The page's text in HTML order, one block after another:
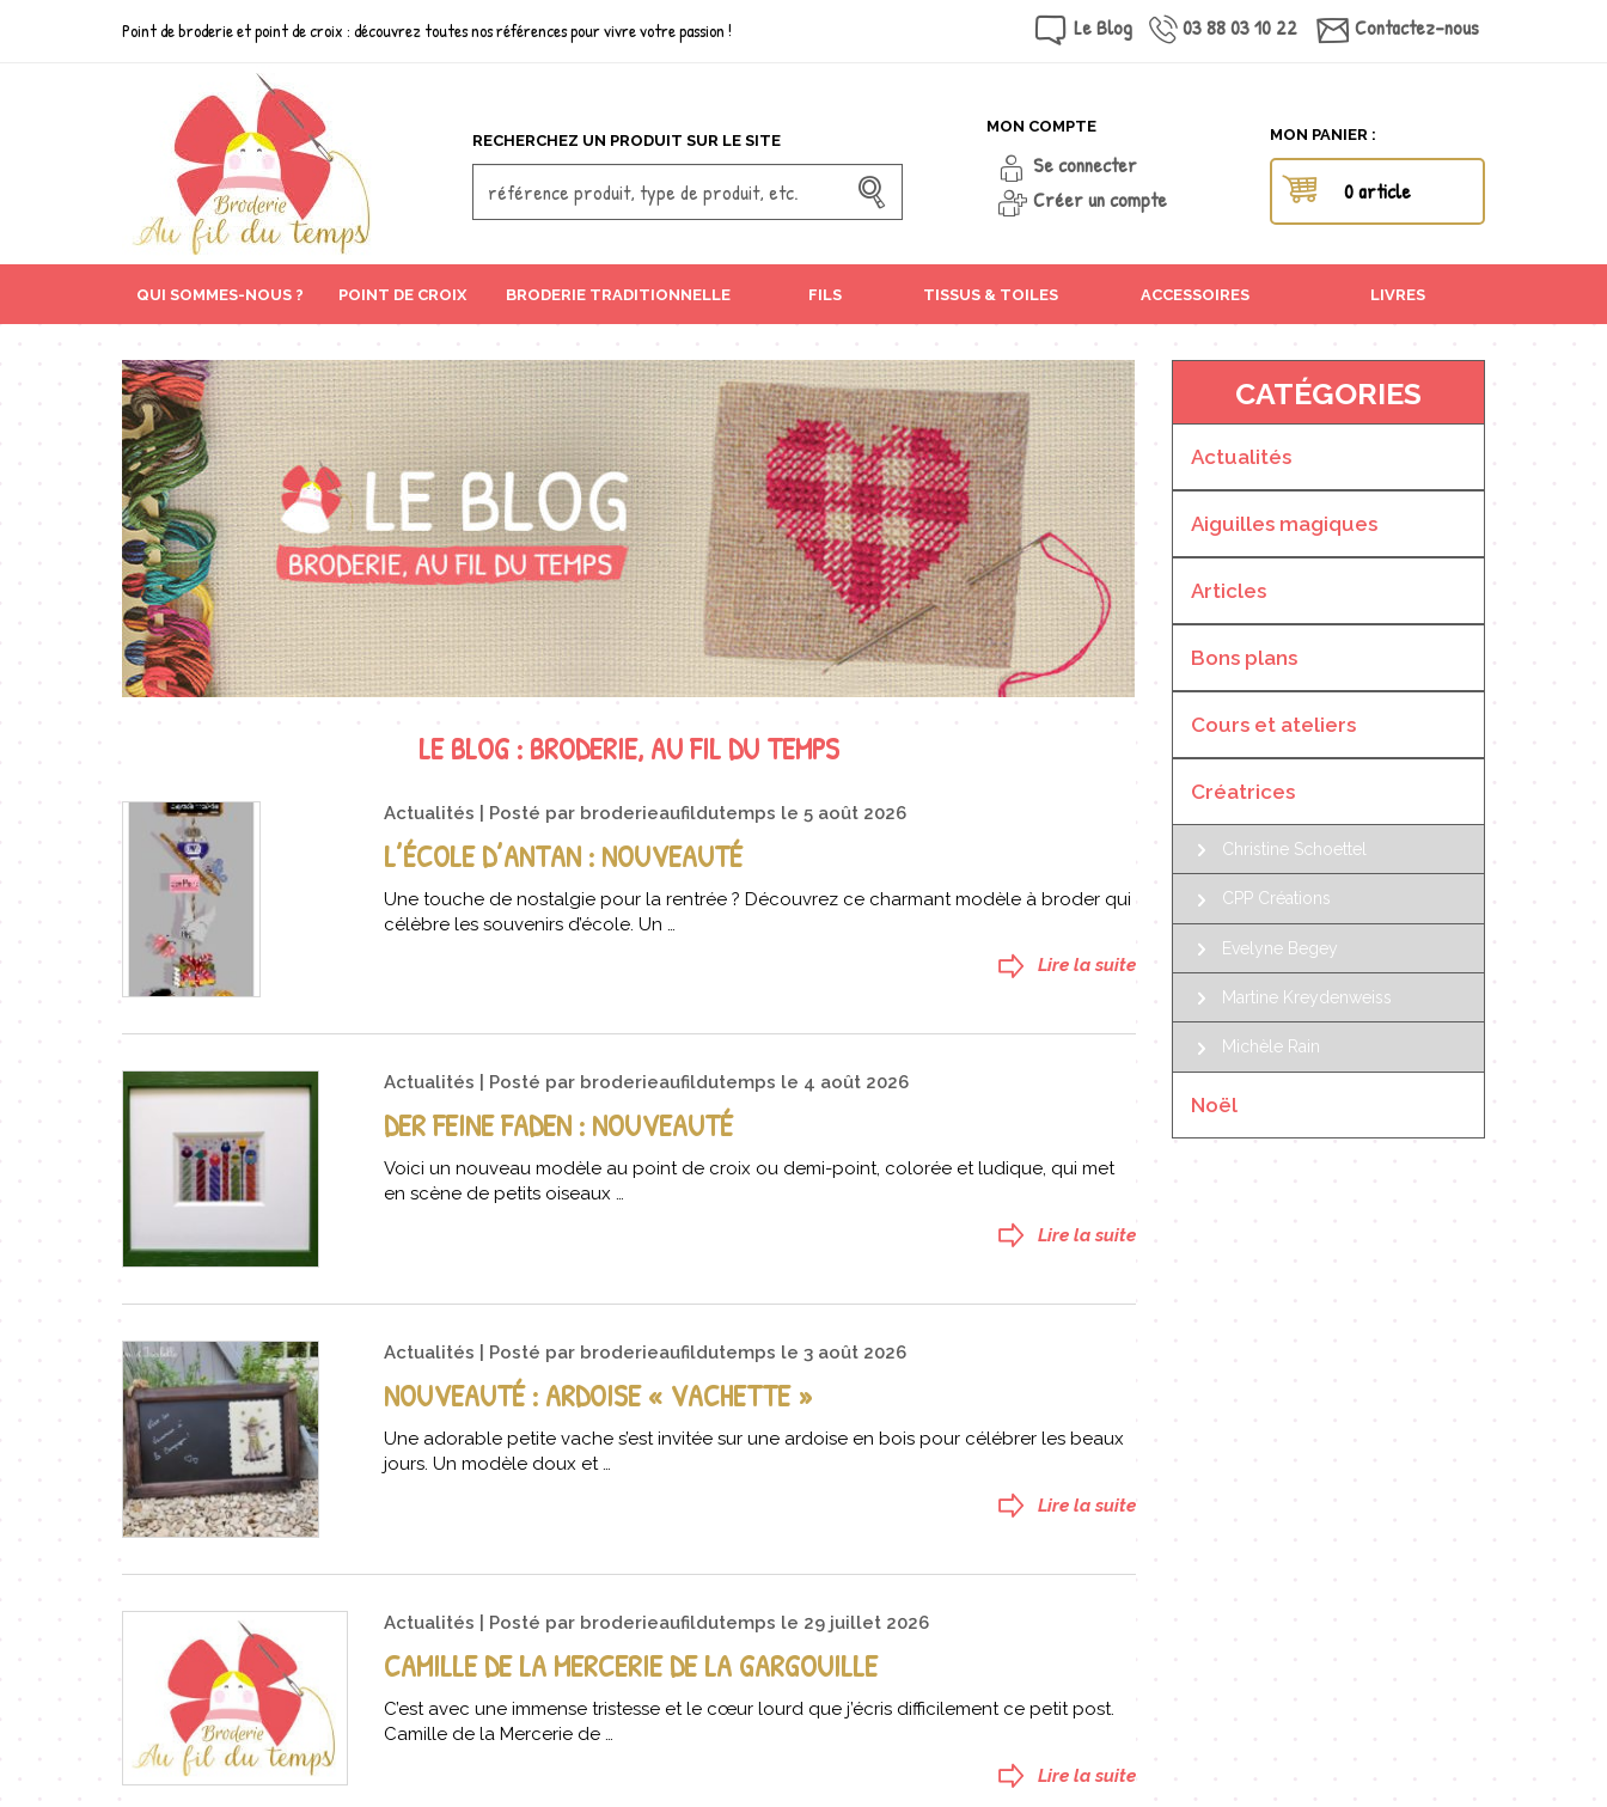
Point de broderie et point de croix : découvrez toutes nos références pour vivre votre passion ! Le Blog 03 88 03 10 22 Contactez-nous
RECHERCHEZ UN PRODUIT SUR LE SITE
MON COMPTE
Se connecter
Créer un compte
MON PANIER :
0 article
QUI SOMMES-NOUS ? POINT DE CROIX BRODERIE TRADITIONNELLE FILS TISSUS & TOILES ACCESSOIRES LIVRES
LE BLOG : BRODERIE, AU FIL DU TEMPS
Actualités Posté par broderieaufildutemps le5 août 2026
L’ÉCOLE D’ANTAN : NOUVEAUTÉ
Une touche de nostalgie pour la rentrée ? Découvrez ce charmant modèle à broder qui
célèbre les souvenirs d’école. Un …
Lire la suite
Actualités Posté par broderieaufildutemps le 4 août 2026
DER FEINE FADEN : NOUVEAUTÉ
Voici un nouveau modèle au point de croix ou demi-point, colorée et ludique, qui met
en scène de petits oiseaux …
Lire la suite
Actualités Posté par broderieaufildutemps le3 août 2026
NOUVEAUTÉ : ARDOISE « VACHETTE »
Une adorable petite vache s’est invitée sur une ardoise en bois pour célébrer les beaux
jours. Un modèle doux et …
Lire la suite
Actualités Posté par broderieaufildutemps le 29 juillet 2026
CAMILLE DE LA MERCERIE DE LA GARGOUILLE
C’est avec une immense tristesse et le cœur lourd que j’écris difficilement ce petit post.
Camille de la Mercerie de …
Lire la suite
CATÉGORIES
Actualités
Aiguilles magiques
Articles
Bons plans
Cours et ateliers
Créatrices
Christine Schoettel
CPP Créations
Evelyne Begey
Martine Kreydenweiss
Michèle Rain
Noël